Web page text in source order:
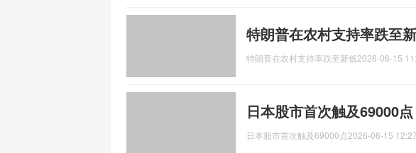
特朗普在农村支持率跌至
特朗普在农村支持率跌至新低2026-06-15
日本股市首次触及69000
日本股市首次触及69000点2026-06-15